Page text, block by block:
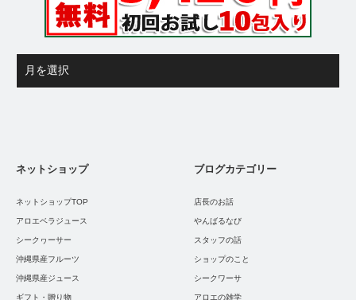
ネットショップ
ネットショップTOP
アロエベラジュース
シークヮーサー
沖縄県産フルーツ
沖縄県産ジュース
ギフト・贈り物
ブログカテゴリー
店長のお話
やんばるなび
スタッフの話
ショップのこと
シークワーサ
アロエの雑学